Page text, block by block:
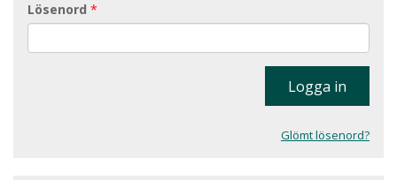
Lösenord
Logga in
Glömt lösenord?